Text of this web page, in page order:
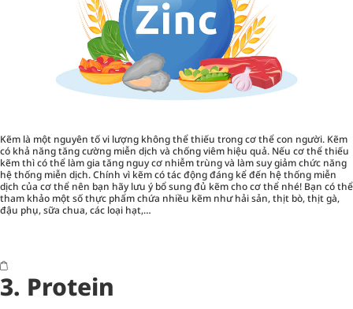
Kẽm là một nguyên tố vi lượng không thể thiếu trong cơ thể con người. Kẽm
có khả năng tăng cường miễn dịch và chống viêm hiệu quả. Nếu cơ thể thiếu
kẽm thì có thể làm gia tăng nguy cơ nhiễm trùng và làm suy giảm chức năng
hệ thống miễn dịch. Chính vì kẽm có tác động đáng kể đến hệ thống miễn
dịch của cơ thể nên bạn hãy lưu ý bổ sung đủ kẽm cho cơ thể nhé! Bạn có thể
tham khảo một số thực phẩm chứa nhiều kẽm như hải sản, thịt bò, thịt gà,
đậu phụ, sữa chua, các loại hạt,…
3. Protein